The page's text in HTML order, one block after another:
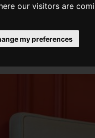
our visitors are
my preferences
CONTACTE-